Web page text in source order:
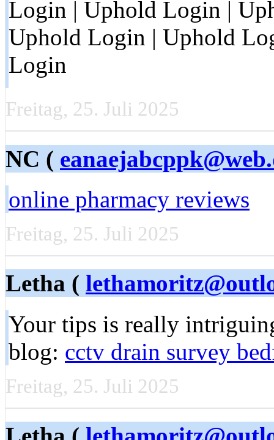
Login | Uphold Login |
Uphold Login | Uphold
Login
Freitag, 25. Juli 2025
NC (
online pharmacy reviews
Freitag, 25. Juli 2025
Letha (
Your tips is really
blog: cctv drain survey
Freitag, 25. Juli 2025